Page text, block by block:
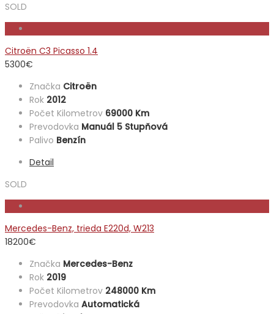
SOLD
Citroën C3 Picasso 1.4
5300€
Značka Citroën
Rok 2012
Počet Kilometrov 69000 Km
Prevodovka Manuál 5 Stupňová
Palivo Benzín
Detail
SOLD
Mercedes-Benz, trieda E220d, W213
18200€
Značka Mercedes-Benz
Rok 2019
Počet Kilometrov 248000 Km
Prevodovka Automatická